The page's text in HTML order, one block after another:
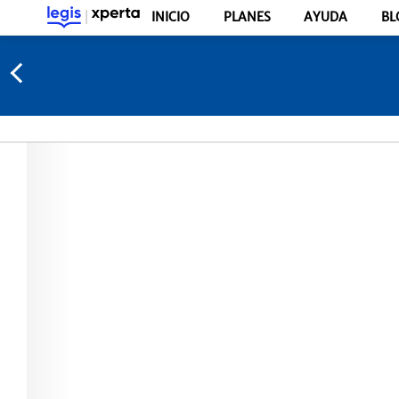
INICIO PLANES AYUDA